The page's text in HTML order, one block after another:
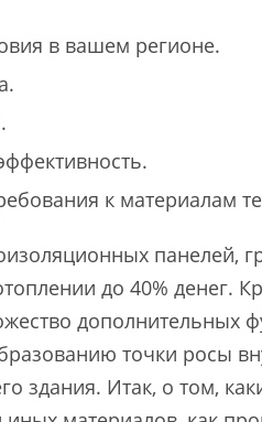
в вашем регионе.
к материалам
панелей,
до 40% денег.
дополнительных
точки росы
здания. Итак, о том,